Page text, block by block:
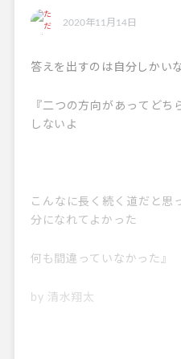
2020年11月14日
答えを出すのは自分しかい
『二つの方向があってど
しないよ
こんなに長く続く道だと思
分になれてよかった
何も間違っていなかった』
by 清水翔太